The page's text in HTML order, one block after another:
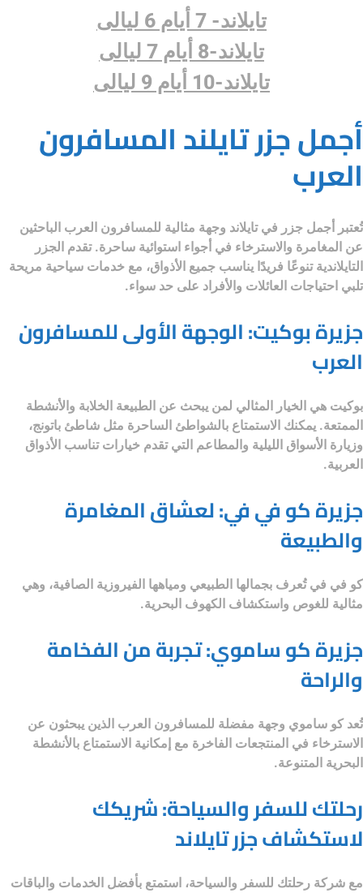
تايلاند- 7 أيام 6 ليالى
تايلاند-8 أيام 7 ليالى
تايلاند-10 أيام 9 ليالى
أجمل جزر تايلند المسافرون
العرب
تُعتبر أجمل جزر في تايلاند وجهة مثالية للمسافرون العرب الباحثين
عن المغامرة والاسترخاء في أجواء استوائية ساحرة. تقدم الجزر
التايلاندية تنوعًا فريدًا يناسب جميع الأذواق، مع خدمات سياحية مريحة
تلبي احتياجات العائلات والأفراد على حد سواء.
جزيرة بوكيت: الوجهة الأولى للمسافرون
العرب
بوكيت هي الخيار المثالي لمن يبحث عن الطبيعة الخلابة والأنشطة
الممتعة. يمكنك الاستمتاع بالشواطئ الساحرة مثل شاطئ باتونج،
وزيارة الأسواق الليلية والمطاعم التي تقدم خيارات تناسب الأذواق
العربية.
جزيرة كو في في: لعشاق المغامرة
والطبيعة
كو في في تُعرف بجمالها الطبيعي ومياهها الفيروزية الصافية، وهي
مثالية للغوص واستكشاف الكهوف البحرية.
جزيرة كو ساموي: تجربة من الفخامة
والراحة
تُعد كو ساموي وجهة مفضلة للمسافرون العرب الذين يبحثون عن
الاسترخاء في المنتجعات الفاخرة مع إمكانية الاستمتاع بالأنشطة
البحرية المتنوعة.
رحلتك للسفر والسياحة: شريكك
لاستكشاف جزر تايلاند
مع شركة رحلتك للسفر والسياحة، استمتع بأفضل الخدمات والباقات